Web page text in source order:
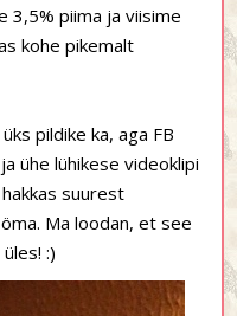
3,5% piima ja viisime
kohe pikemalt
pildike ka, aga FB
ühe lühikese videoklipi
suurest
Ma loodan, et see
:)